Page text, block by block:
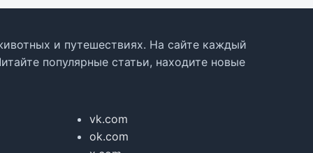
и путешествиях. На сайте каждый
популярные статьи, находите новые
vk.com
ok.com